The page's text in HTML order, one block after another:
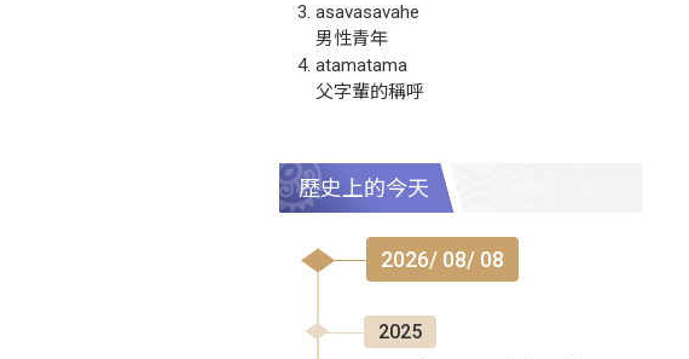
asavasavahe
男性青年
atamatama
父字輩的稱呼
歷史上的今天
2026/ 08/ 08
2025